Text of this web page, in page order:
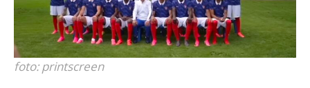
foto: printscreen